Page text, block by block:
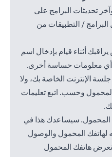
تحديثات البرامج على
البرامج / التطبيقات من
أثناء قيام بإدخال اسم
أي معلومات حساسة أخرى.
الإنترنت الخاصة بك، ولا
وحسب. اتبع تعليمات
المحمول. سيساعدك هذا في
لهاتفك المحمول والوصول
هاتفك المحمول